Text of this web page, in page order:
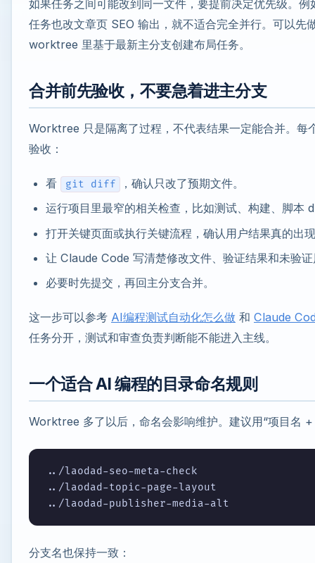
如果任务之间可能改到同一文件，要提前决定优先级。
任务也改文章页 SEO 输出，就不适合完全并行。可以先
worktree 里基于最新主分支创建布局任务。
合并前先验收，不要急着进主分支
Worktree 只是隔离了过程，不代表结果一定能合并。每
验收：
看 git diff
，确认只改了预期文件。
运行项目里最窄的相关检查，比如测试、构建、脚本
打开关键页面或执行关键流程，确认用户结果真的出
让 Claude Code 写清楚修改文件、验证结果和未验
必要时先提交，再回主分支合并。
这一步可以参考 AI编程测试自动化怎么做 和 Claude
任务分开，测试和审查负责判断能不能进入主线。
一个适合 AI 编程的目录命名规则
Worktree 多了以后，命名会影响维护。建议用“项目名
../laodad-seo-meta-check
../laodad-topic-page-layout
分支名也保持一致：